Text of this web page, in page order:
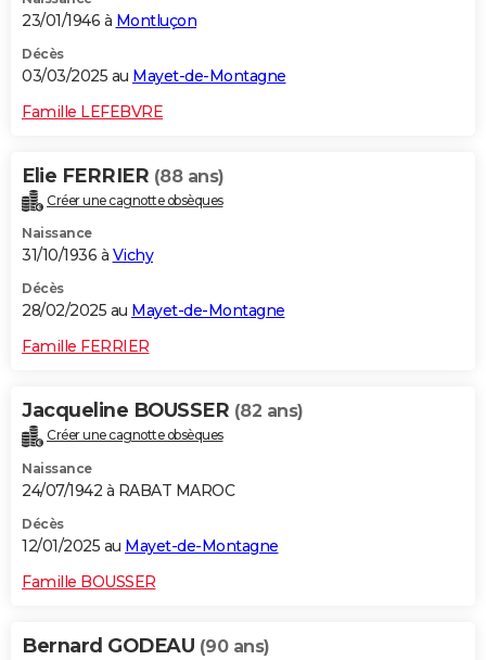
23/01/1946 à Montluçon
Décès
03/03/2025 au Mayet-de-Montagne
Famille LEFEBVRE
Elie FERRIER (88 ans)
Créer une cagnotte obsèques
Naissance
31/10/1936 à Vichy
Décès
28/02/2025 au Mayet-de-Montagne
Famille FERRIER
Jacqueline BOUSSER (82 ans)
Créer une cagnotte obsèques
Naissance
24/07/1942 à RABAT MAROC
Décès
12/01/2025 au Mayet-de-Montagne
Famille BOUSSER
Bernard GODEAU (90 ans)